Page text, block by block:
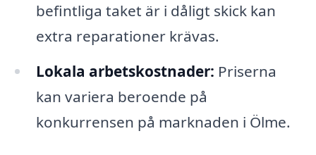
befintliga taket är i dåligt skick kan
extra reparationer krävas.
Lokala arbetskostnader: Priserna
kan variera beroende på
konkurrensen på marknaden i Ölme.